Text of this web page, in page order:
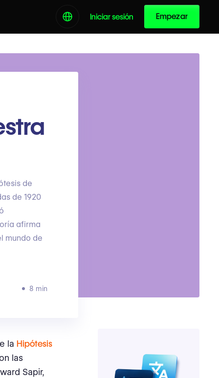
Iniciar sesión Empezar
de
de 1920
afirma
mundo de
8 min
la Hipótesis
las
Sapir,